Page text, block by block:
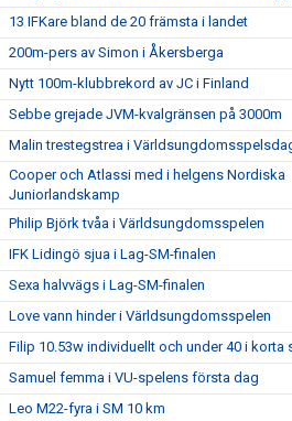
13 IFKare bland de 20 främsta i landet
200m-pers av Simon i Åkersberga
Nytt 100m-klubbrekord av JC i Finland
Sebbe grejade JVM-kvalgränsen på 3000m
Malin trestegstrea i
Cooper och Atlassi med i helgens Nordiska
Juniorlandskamp
Philip Björk tvåa i Världsungdomsspelen
IFK Lidingö sjua i Lag-SM-finalen
Sexa halvvägs i Lag-SM-finalen
Love vann hinder i Världsungdomsspelen
Filip 10.53w individuellt och under 40 i korta
Samuel femma i VU-spelens första dag
Leo M22-fyra i SM 10 km